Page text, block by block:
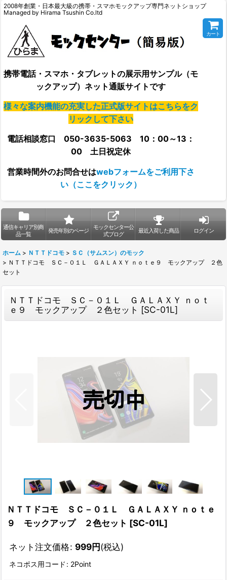
2008年創業・日本最大級の携帯・スマホモックアップ専門ネットショップ
Managed by Hirama Tsushin Co.ltd
携帯電話・スマホ・タブレットの展示用サンプル（モ
ックアップ）ネット通販サイトです
様々な案内機能の充実した正式版サイトはこちらをク
リックして下さい
電話相談窓口 050-3635-5063 10：00～13：
00 土日祝定休
営業時間外のお問合せはwebフォームをご利用下さ
い（ここをクリック）
カート
通信キャリア別商
品一覧
発売年別のページ
モックセンター公
式ブログ
最近入荷した商品 ログイン
ホーム > ＮＴＴドコモ > ＳＣ（サムスン）のモック
> ＮＴＴドコモ ＳＣ－０１Ｌ ＧＡＬＡＸＹ ｎｏｔｅ９ モックアップ ２色
セット
ＮＴＴドコモ ＳＣ－０１Ｌ ＧＡＬＡＸＹ ｎｏｔ
ｅ９ モックアップ ２色セット [SC-01L]
ＮＴＴドコモ ＳＣ－０１Ｌ ＧＡＬＡＸＹ ｎｏｔｅ
９ モックアップ ２色セット [SC-01L]
ネット注文価格: 999円(税込)
ネコポス用コード : 2Point